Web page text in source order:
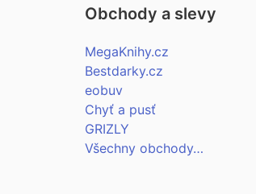
Obchody a slevy
MegaKnihy.cz
Bestdarky.cz
eobuv
Chyť a pusť
GRIZLY
Všechny obchody…